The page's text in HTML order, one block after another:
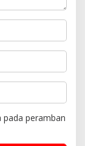
pada peramban